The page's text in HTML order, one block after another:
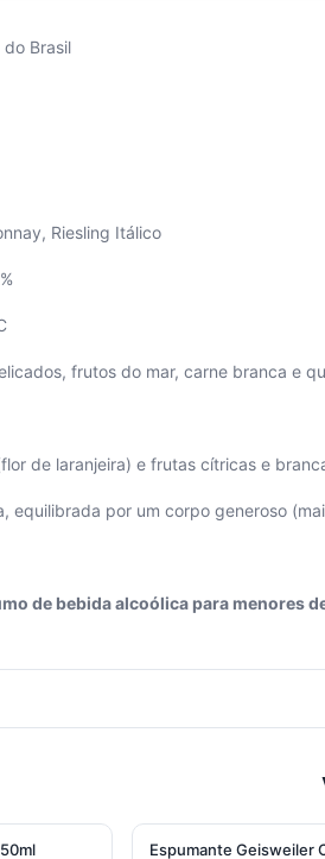
do Brasil
Riesling Itálico
frutos do mar, carne branca e
de laranjeira) e frutas cítricas e
equilibrada por um corpo generoso
de bebida alcoólica para menores
Espumante Geisweiler